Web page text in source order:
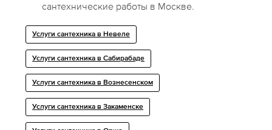
сантехнические работы в Москве.
Услуги сантехника в Невеле
Услуги сантехника в Сабирабаде
Услуги сантехника в Вознесенском
Услуги сантехника в Закаменске